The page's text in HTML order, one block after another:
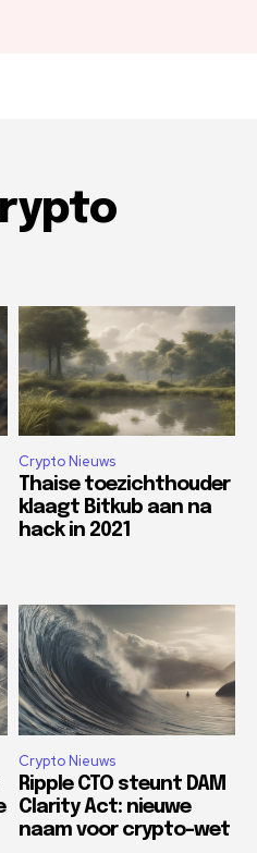
Crypto Nieuws
Thaise toezichthouder
klaagt Bitkub aan na
hack in 2021
Crypto Nieuws
Ripple CTO steunt DAM
Clarity Act: nieuwe
naam voor crypto-wet